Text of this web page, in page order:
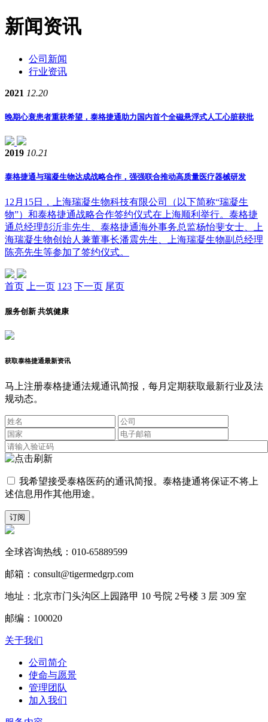
新闻资讯
公司新闻
行业资讯
2021 12.20
晚期心衰患者重获希望，泰格捷通助力国内首个全磁悬浮式人工心脏获批
2019 10.21
泰格捷通与瑞凝生物达成战略合作，强强联合推动高质量医疗器械研发
12月15日，上海瑞凝生物科技有限公司（以下简称“瑞凝生
物”）和泰格捷通战略合作签约仪式在上海顺利举行。泰格捷
通总经理彭沂非先生、泰格捷通海外事务总监杨怡斐女士、上
海瑞凝生物创始人兼董事长潘震先生、上海瑞凝生物副总经理
陈亮先生等参加了签约仪式。
首页 上一页 1 23 下一页 尾页
服务创新 共筑健康
获取泰格捷通最新资讯
马上注册泰格捷通法规通讯简报，每月定期获取最新行业及法
规动态。
我希望接受泰格医药的通讯简报。泰格捷通将保证不将上
述信息用作其他用途。
订阅
全球咨询热线：010-65889599
邮箱：consult@tigermedgrp.com
地址：北京市门头沟区上园路甲 10 号院 2号楼 3 层 309 室
邮编：100020
关于我们
公司简介
使命与愿景
管理团队
加入我们